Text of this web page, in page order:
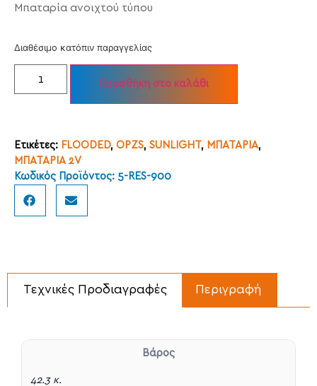
Μπαταρία ανοιχτού τύπου
Διαθέσιμο κατόπιν παραγγελίας
Προσθήκη στο καλάθι
Ετικέτες: FLOODED, OPZS, SUNLIGHT, ΜΠΑΤΑΡΙΑ,
ΜΠΑΤΑΡΙΑ 2V
Κωδικός Προϊόντος: 5-RES-900
Περιγραφή
Τεχνικές Προδιαγραφές
Βάρος
42.3 κ.